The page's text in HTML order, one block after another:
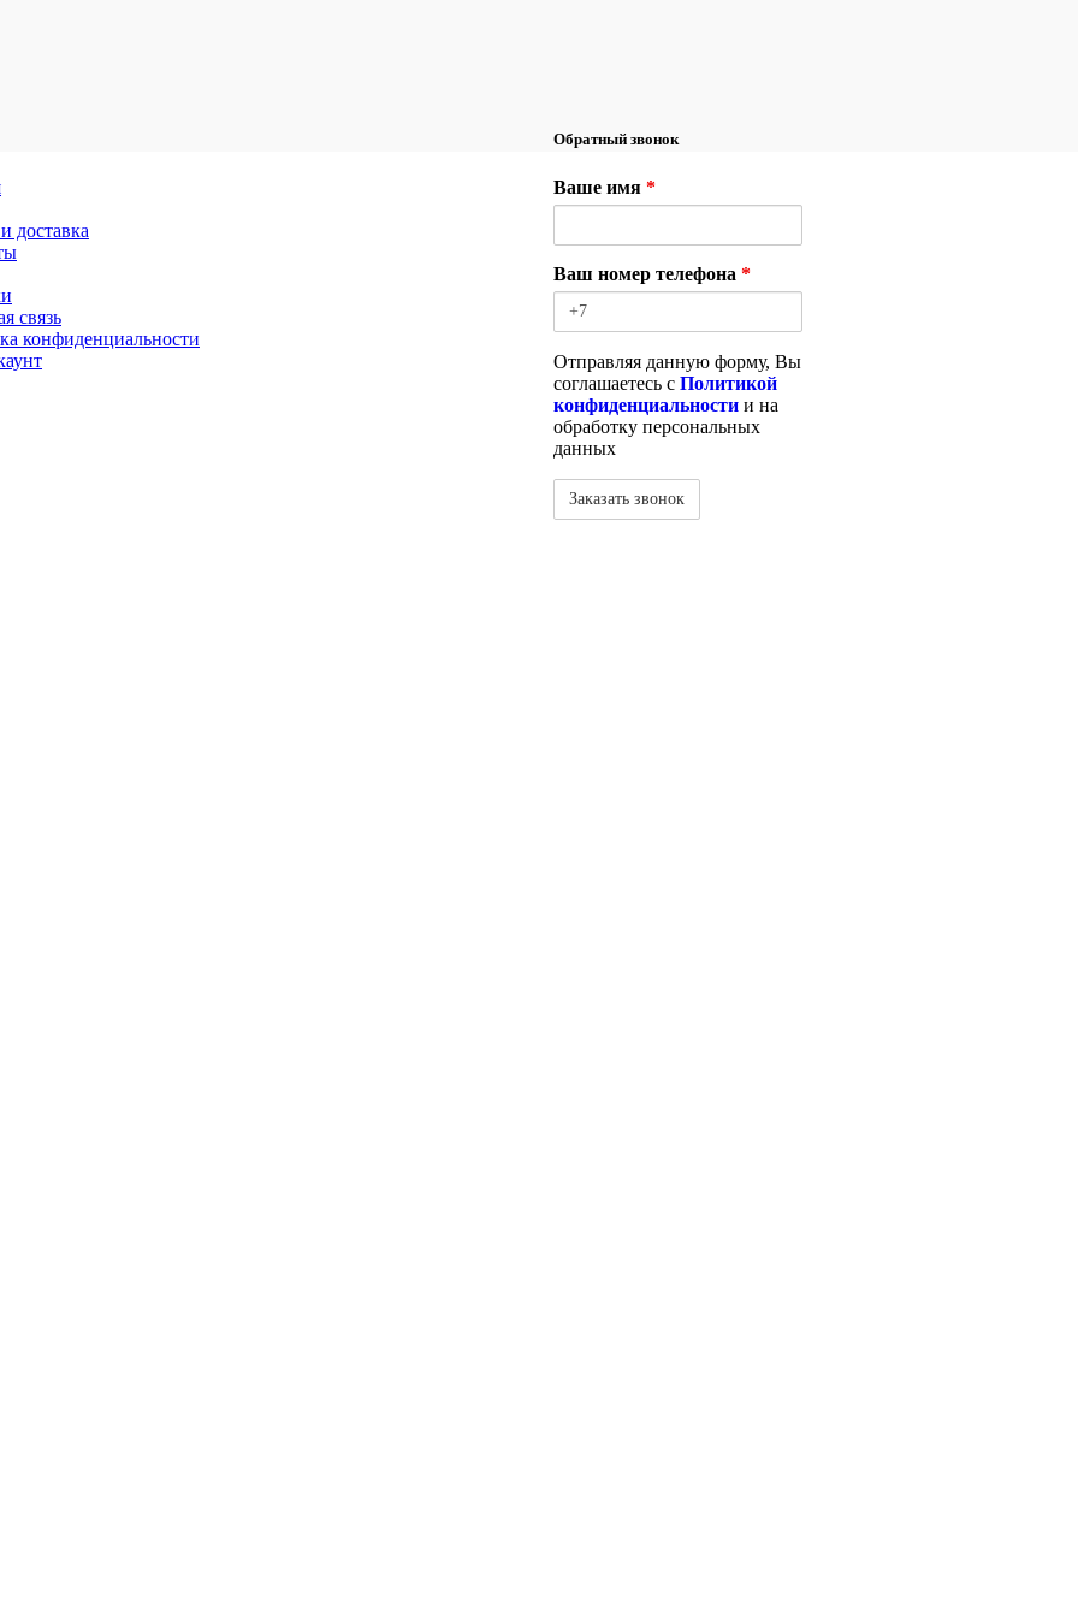
доставка
связь
конфиденциальности
Обратный звонок
Ваше имя*
Ваш номер телефона*
Отправляя данную форму, Вы
соглашаетесь сПолитикой
конфиденциальности и на
обработку персональных
данных